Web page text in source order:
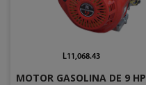
MOTOR GASOLINA DE 9 HP
L11,068.43